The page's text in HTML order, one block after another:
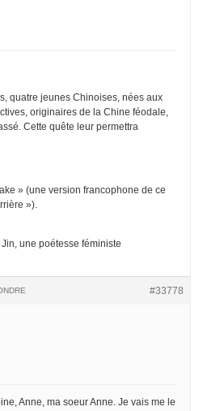
quatre jeunes Chinoises, nées aux
originaires de la Chine féodale,
Cette quête leur permettra
» (une version francophone de ce
»).
une poétesse féministe
#33778
Anne, ma soeur Anne. Je vais me le